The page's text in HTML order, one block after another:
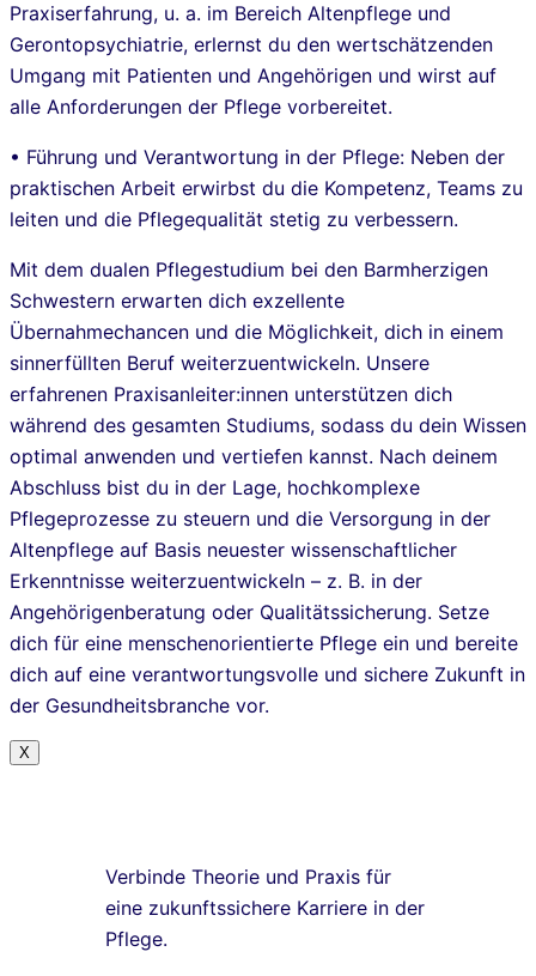
Praxiserfahrung, u. a. im Bereich Altenpflege und
Gerontopsychiatrie, erlernst du den wertschätzenden
Umgang mit Patienten und Angehörigen und wirst auf
alle Anforderungen der Pflege vorbereitet.
• Führung und Verantwortung in der Pflege: Neben der
praktischen Arbeit erwirbst du die Kompetenz, Teams zu
leiten und die Pflegequalität stetig zu verbessern.
Mit dem dualen Pflegestudium bei den Barmherzigen
Schwestern erwarten dich exzellente
Übernahmechancen und die Möglichkeit, dich in einem
sinnerfüllten Beruf weiterzuentwickeln. Unsere
erfahrenen Praxisanleiter:innen unterstützen dich
während des gesamten Studiums, sodass du dein Wissen
optimal anwenden und vertiefen kannst. Nach deinem
Abschluss bist du in der Lage, hochkomplexe
Pflegeprozesse zu steuern und die Versorgung in der
Altenpflege auf Basis neuester wissenschaftlicher
Erkenntnisse weiterzuentwickeln – z. B. in der
Angehörigenberatung oder Qualitätssicherung. Setze
dich für eine menschenorientierte Pflege ein und bereite
dich auf eine verantwortungsvolle und sichere Zukunft in
der Gesundheitsbranche vor.
X
Verbinde Theorie und Praxis für
eine zukunftssichere Karriere in der
Pflege.